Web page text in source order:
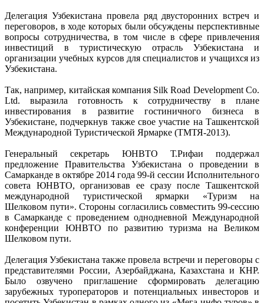
Делегация Узбекистана провела ряд двусторонних встреч и
переговоров, в ходе которых были обсуждены перспективные
вопросы сотрудничества, в том числе в сфере привлечения
инвестиций в туристическую отрасль Узбекистана и
организации учебных курсов для специалистов и учащихся из
Узбекистана.
Так, например, китайская компания Silk Road Development Co.
Ltd. выразила готовность к сотрудничеству в плане
инвестирования в развитие гостиничного бизнеса в
Узбекистане, подчеркнув также свое участие на Ташкентской
Международной Туристической Ярмарке (ТМТЯ-2013).
Генеральный секретарь ЮНВТО Т.Рифаи поддержал
предложение Правительства Узбекистана о проведении в
Самарканде в октябре 2014 года 99-й сессии Исполнительного
совета ЮНВТО, организовав ее сразу после Ташкентской
международной туристической ярмарки «Туризм на
Шелковом пути». Стороны согласились совместить 99-сессию
в Самарканде с проведением однодневной Международной
конференции ЮНВТО по развитию туризма на Великом
Шелковом пути.
Делегация Узбекистана также провела встречи и переговоры с
представителями России, Азербайджана, Казахстана и КНР.
Было озвучено приглашение сформировать делегацию
зарубежных туроператоров и потенциальных инвесторов и